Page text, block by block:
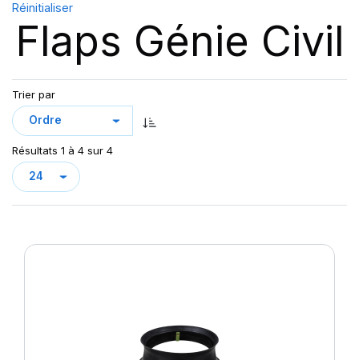
Réinitialiser
Flaps Génie Civil
Trier par
Résultats 1 à 4 sur 4